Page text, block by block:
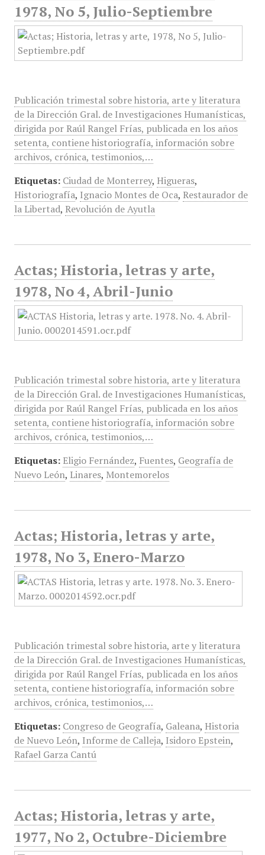
1978, No 5, Julio-Septiembre
Publicación trimestal sobre historia, arte y literatura
de la Dirección Gral. de Investigaciones Humanísticas,
dirigida por Raúl Rangel Frías, publicada en los años
setenta, contiene historiografía, información sobre
archivos, crónica, testimonios,…
Etiquetas: Ciudad de Monterrey, Higueras,
Historiografía, Ignacio Montes de Oca, Restaurador de
la Libertad, Revolución de Ayutla
Actas; Historia, letras y arte,
1978, No 4, Abril-Junio
Publicación trimestal sobre historia, arte y literatura
de la Dirección Gral. de Investigaciones Humanísticas,
dirigida por Raúl Rangel Frías, publicada en los años
setenta, contiene historiografía, información sobre
archivos, crónica, testimonios,…
Etiquetas: Eligio Fernández, Fuentes, Geografía de
Nuevo León, Linares, Montemorelos
Actas; Historia, letras y arte,
1978, No 3, Enero-Marzo
Publicación trimestal sobre historia, arte y literatura
de la Dirección Gral. de Investigaciones Humanísticas,
dirigida por Raúl Rangel Frías, publicada en los años
setenta, contiene historiografía, información sobre
archivos, crónica, testimonios,…
Etiquetas: Congreso de Geografía, Galeana, Historia
de Nuevo León, Informe de Calleja, Isidoro Epstein,
Rafael Garza Cantú
Actas; Historia, letras y arte,
1977, No 2, Octubre-Diciembre